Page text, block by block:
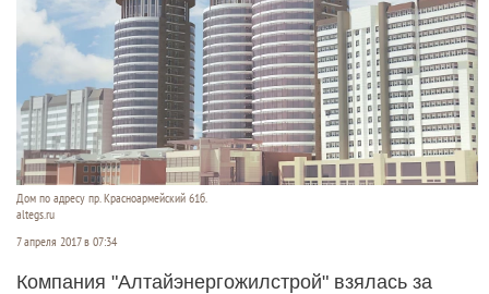
Дом по адресу пр. Красноармейский 61б.
altegs.ru
7 апреля 2017 в 07:34
Компания "Алтайэнергожилстрой" взялась за